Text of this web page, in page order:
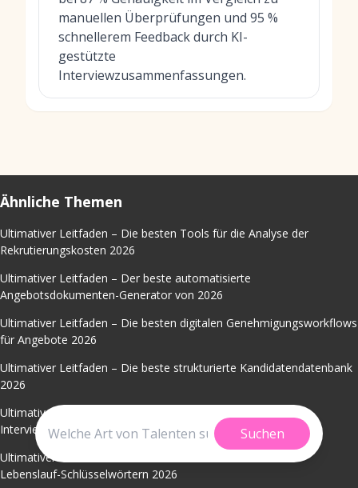
manuellen Überprüfungen und 95 %
schnellerem Feedback durch KI-
gestützte
Interviewzusammenfassungen.
Suchen
Ähnliche Themen
Ultimativer Leitfaden – Die besten Tools für die Analyse der
Rekrutierungskosten 2026
Ultimativer Leitfaden – Der beste automatisierte
Angebotsdokumenten-Generator von 2026
Ultimativer Leitfaden – Die besten digitalen Genehmigungsworkflows
für Angebote 2026
Ultimativer Leitfaden – Die beste strukturierte Kandidatendatenbank
2026
Ultimativer Leitfaden – Der beste KI-Assistent für die
Interviewplanung 2026
Ultimativer Leitfaden – Das beste Tool zur Extraktion von
Lebenslauf-Schlüsselwörtern 2026